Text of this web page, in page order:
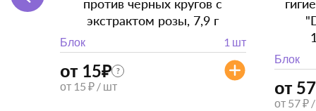
против черных кругов с
экстрактом розы, 7,9 г
Блок 1 шт
от 15₽ ?
от 15 ₽ / шт
Блок
от 57
от 57 ₽